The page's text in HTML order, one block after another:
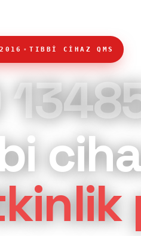
·TIBBİ CİHAZ QMS